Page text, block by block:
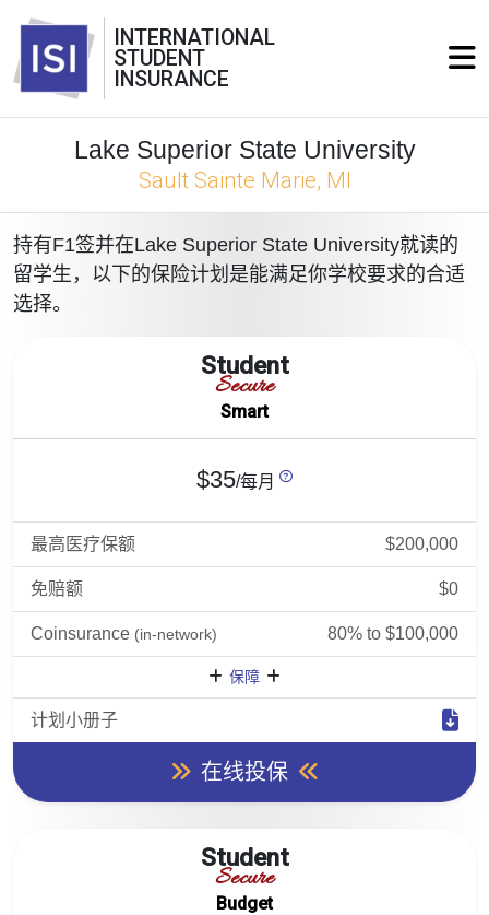
INTERNATIONAL
STUDENT
INSURANCE
Lake Superior State University
Sault Sainte Marie, MI
持有F1签并在Lake Superior State University就读的
留学生，以下的保险计划是能满足你学校要求的合适
选择。
Student
Secure
Smart
$35/每月
最高医疗保额 $200,000
免赔额 $0
Coinsurance (in-network) 80% to $100,000
保障
计划小册子
在线投保
Student
Secure
Budget